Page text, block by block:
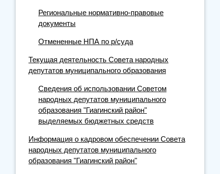
Региональные нормативно-правовые
документы
Отмененные НПА по р/суда
Текущая деятельность Совета народных
депутатов муниципального образования
Сведения об использовании Советом
народных депутатов муниципального
образования "Гиагинский район"
выделяемых бюджетных средств
Информация о кадровом обеспечении Совета
народных депутатов муниципального
образования "Гиагинский район"